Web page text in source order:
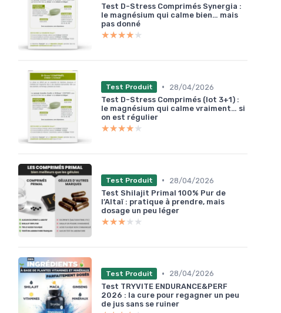
Test D-Stress Comprimés Synergia :
le magnésium qui calme bien… mais
pas donné
★★★★★
★★★★★
Test Produit •
28/04/2026
Test D-Stress Comprimés (lot 3+1) :
le magnésium qui calme vraiment… si
on est régulier
★★★★★
★★★★★
Test Produit •
28/04/2026
Test Shilajit Primal 100% Pur de
l’Altaï : pratique à prendre, mais
dosage un peu léger
★★★★★
★★★★★
Test Produit •
28/04/2026
Test TRYVITE ENDURANCE&PERF
2026 : la cure pour regagner un peu
de jus sans se ruiner